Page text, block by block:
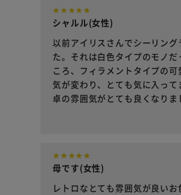
シャルル(女性)
以前アイリスさんでシーリン
た。それは白色タイプのモノ
ころ、フィラメントタイプの
気が変わり、とても気に入っ
卓の雰囲気がとても良くなり
母です(女性)
レトロなとても雰囲気が良い